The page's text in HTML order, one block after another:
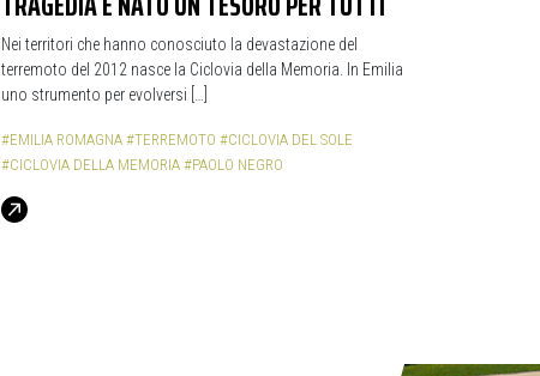
Nei territori che hanno conosciuto la devastazione del
terremoto del 2012 nasce la Ciclovia della Memoria. In Emilia
uno strumento per evolversi […]
#EMILIA ROMAGNA #TERREMOTO #CICLOVIA DEL SOLE
#CICLOVIA DELLA MEMORIA #PAOLO NEGRO